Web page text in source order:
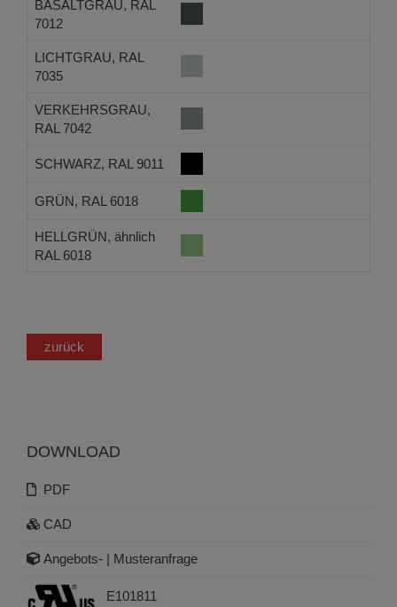
BASALTGRAU, RAL
7012
LICHTGRAU, RAL
7035
VERKEHRSGRAU,
RAL 7042
SCHWARZ, RAL 9011
GRÜN, RAL 6018
HELLGRÜN, ähnlich
RAL 6018
zurück
DOWNLOAD
PDF
CAD
Angebots- | Musteranfrage
E101811